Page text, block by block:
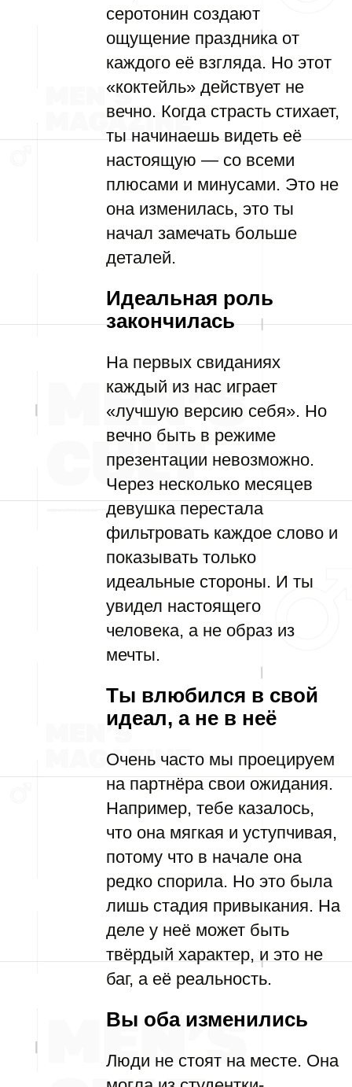
серотонин создают
ощущение праздника от
каждого её взгляда. Но этот
«коктейль» действует не
вечно. Когда страсть стихает,
ты начинаешь видеть её
настоящую — со всеми
плюсами и минусами. Это не
она изменилась, это ты
начал замечать больше
деталей.
Идеальная роль
закончилась
На первых свиданиях
каждый из нас играет
«лучшую версию себя». Но
вечно быть в режиме
презентации невозможно.
Через несколько месяцев
девушка перестала
фильтровать каждое слово и
показывать только
идеальные стороны. И ты
увидел настоящего
человека, а не образ из
мечты.
Ты влюбился в свой
идеал, а не в неё
Очень часто мы проецируем
на партнёра свои ожидания.
Например, тебе казалось,
что она мягкая и уступчивая,
потому что в начале она
редко спорила. Но это была
лишь стадия привыкания. На
деле у неё может быть
твёрдый характер, и это не
баг, а её реальность.
Вы оба изменились
Люди не стоят на месте. Она